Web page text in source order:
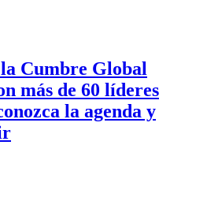
Cumbre Global
más de 60 líderes
la agenda y